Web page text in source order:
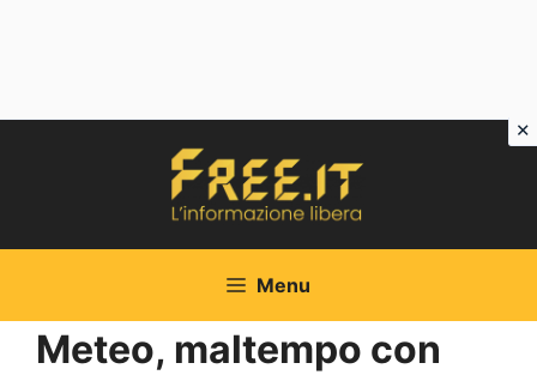
Menu
Meteo, maltempo con